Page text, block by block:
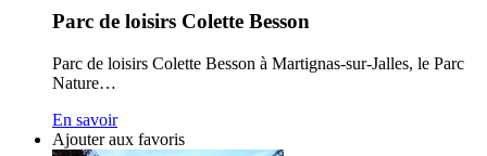
Parc de loisirs Colette Besson
Parc de loisirs Colette Besson à Martignas-sur-Jalles, le Parc
Nature…
En savoir
Ajouter aux favoris